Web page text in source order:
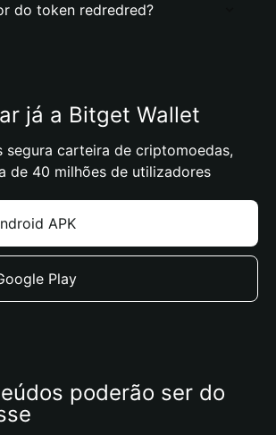
do token redredred?
já a Bitget Wallet
segura carteira de criptomoedas,
de 40 milhões de utilizadores
APK
Play
poderão ser do